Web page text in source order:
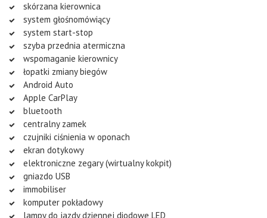
skórzana kierownica
system głośnomówiący
system start-stop
szyba przednia atermiczna
wspomaganie kierownicy
łopatki zmiany biegów
Android Auto
Apple CarPlay
bluetooth
centralny zamek
czujniki ciśnienia w oponach
ekran dotykowy
elektroniczne zegary (wirtualny kokpit)
gniazdo USB
immobiliser
komputer pokładowy
lampy do jazdy dziennej diodowe LED